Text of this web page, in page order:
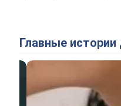
Главные истории